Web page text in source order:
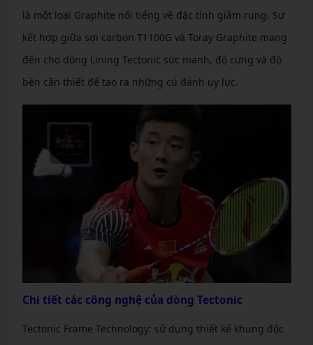
là một loại Graphite nổi tiếng về đặc tính giảm rung. Sự
kết hợp giữa sợi carbon T1100G và Toray Graphite mang
đến cho dòng Lining Tectonic sức mạnh, độ cứng và độ
bền cần thiết để tạo ra những cú đánh uy lực.
Chi tiết các công nghệ của dòng Tectonic
Tectonic Frame Technology: sử dụng thiết kế khung độc